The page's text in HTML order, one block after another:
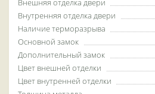
Внешняя отделка двери
Внутренняя отделка двери
Наличие терморазрыва
Основной замок
Дополнительный замок
Цвет внешней отделки
Цвет внутренней отделки